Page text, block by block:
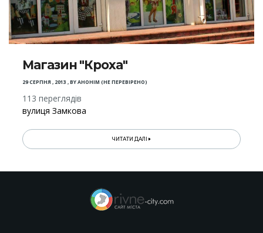
Магазин "Кроха"
29 СЕРПНЯ , 2013 ,BYАНОНІМ (НЕ ПЕРЕВІРЕНО)
113 переглядів
вулиця Замкова
ЧИТАТИ ДАЛІ